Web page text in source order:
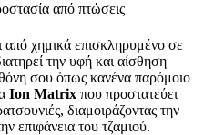
από πτώσεις
από χημικά επισκληρυμένο σε
την υφή και αίσθηση
σου όπως κανένα παρόμοιο
Ion Matrix που προστατεύει
διαμοιράζοντας την
επιφάνεια του τζαμιού.